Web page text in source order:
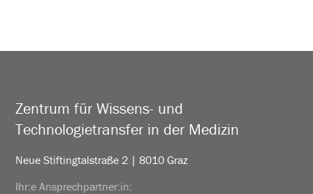
Zentrum für Wissens- und
Technologietransfer in der Medizin
Neue Stiftingtalstraße 2 | 8010 Graz
Ihr:e Ansprechpartner:in: